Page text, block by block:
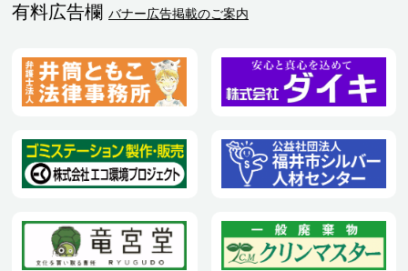
有料広告欄 バナー広告掲載のご案内